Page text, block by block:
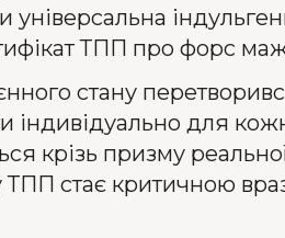
універсальна
ТПП про форс
стану
індивідуально для
крізь призму
ТПП стає критичною